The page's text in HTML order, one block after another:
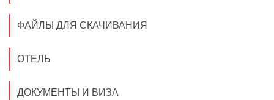
ФАЙЛЫ ДЛЯ СКАЧИВАНИЯ
ОТЕЛЬ
ДОКУМЕНТЫ И ВИЗА